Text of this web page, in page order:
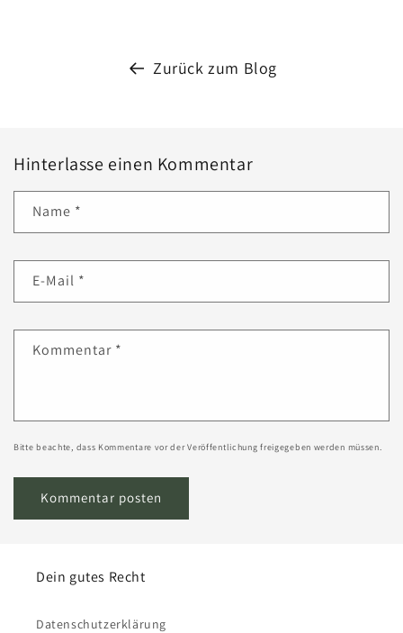
Zurück zum Blog
Hinterlasse einen Kommentar
Name *
E-Mail *
Kommentar *
Bitte beachte, dass Kommentare vor der Veröffentlichung freigegeben werden müssen.
Dein gutes Recht
Datenschutzerklärung